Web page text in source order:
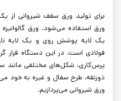
برای تولید ورق سقف شیروانی
ورق استفاده می‌شود. ورق
یک لایه پوشش روی و یک لایه
فولادی است، در این دستگاه قرار
پرس‌کاری، شکل‌های مختلفی مانند
ذوزنقه، طرح سفال و غیره به خود
ورق شیروانی می‌پردازیم.